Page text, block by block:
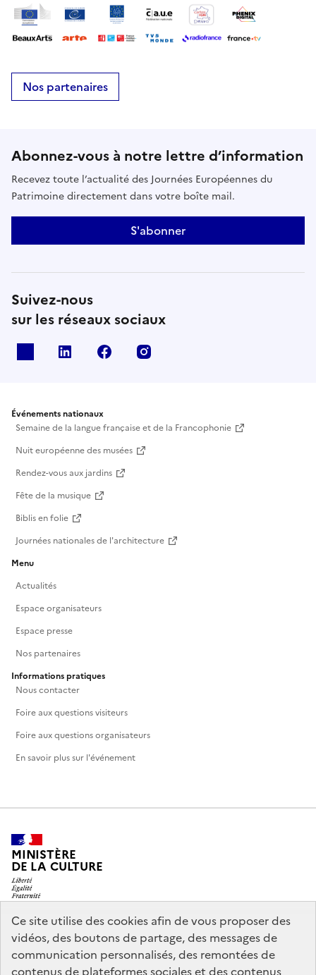
Ce site utilise des cookies afin de vous proposer des
vidéos, des boutons de partage, des messages de
communication personnalisés, des remontées de
contenus de plateformes sociales et des contenus
Nos partenaires
Abonnez-vous à notre lettre d’information
Recevez toute l’actualité des Journées Européennes du
Patrimoine directement dans votre boîte mail.
S'abonner
Suivez-nous
sur les réseaux sociaux
Linkedin Facebook
Événements nationaux
Semaine de la langue française et de la Francophonie
Nuit européenne des musées
Rendez-vous aux jardins
Fête de la musique
Biblis en folie
Journées nationales de l'architecture
Menu
Actualités
Espace organisateurs
Espace presse
Nos partenaires
Informations pratiques
Nous contacter
Foire aux questions visiteurs
Foire aux questions organisateurs
En savoir plus sur l'événement
MINISTÈRE
DE LA CULTURE
legifrance.gouv.fr
info.gouv.fr
service-public.gouv.fr
data.gouv.fr